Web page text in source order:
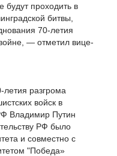
проходить в
битвы,
70-летия
— отметил вице-
разгрома
войск в
Владимир Путин
РФ было
и совместно с
"Победа»